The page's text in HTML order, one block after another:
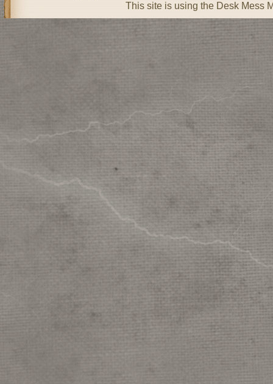
This site is using the Desk Mess